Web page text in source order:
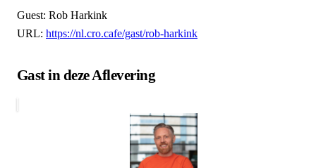
Guest: Rob Harkink
URL: https://nl.cro.cafe/gast/rob-harkink
Gast in deze Aflevering